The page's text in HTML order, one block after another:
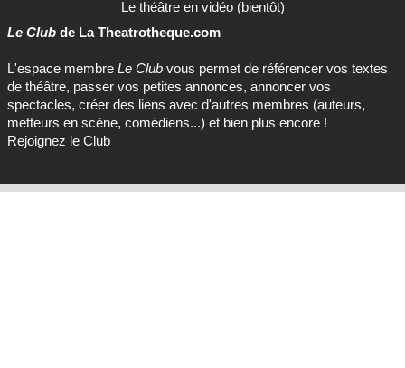
Le théâtre en vidéo (bientôt)
Le Club de La Theatrotheque.com
L'espace membre Le Club vous permet de référencer vos textes
de théâtre, passer vos petites annonces, annoncer vos
spectacles, créer des liens avec d'autres membres (auteurs,
metteurs en scène, comédiens...) et bien plus encore !
Rejoignez le Club